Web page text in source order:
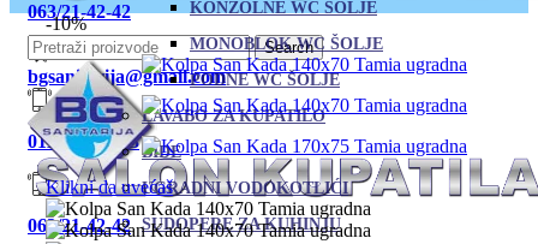
063/21-42-42
bgsanitarija@gmail.com
011 245-42-43
063/21-42-42
Search
KONZOLNE WC ŠOLJE
MONOBLOK WC ŠOLJE
PODNE WC ŠOLJE
LAVABO ZA KUPATILO
BIDE
UGRADNI VODOKOTLIĆI
SUDOPERE ZA KUHINJU
-10%
Klikni da uvećaš